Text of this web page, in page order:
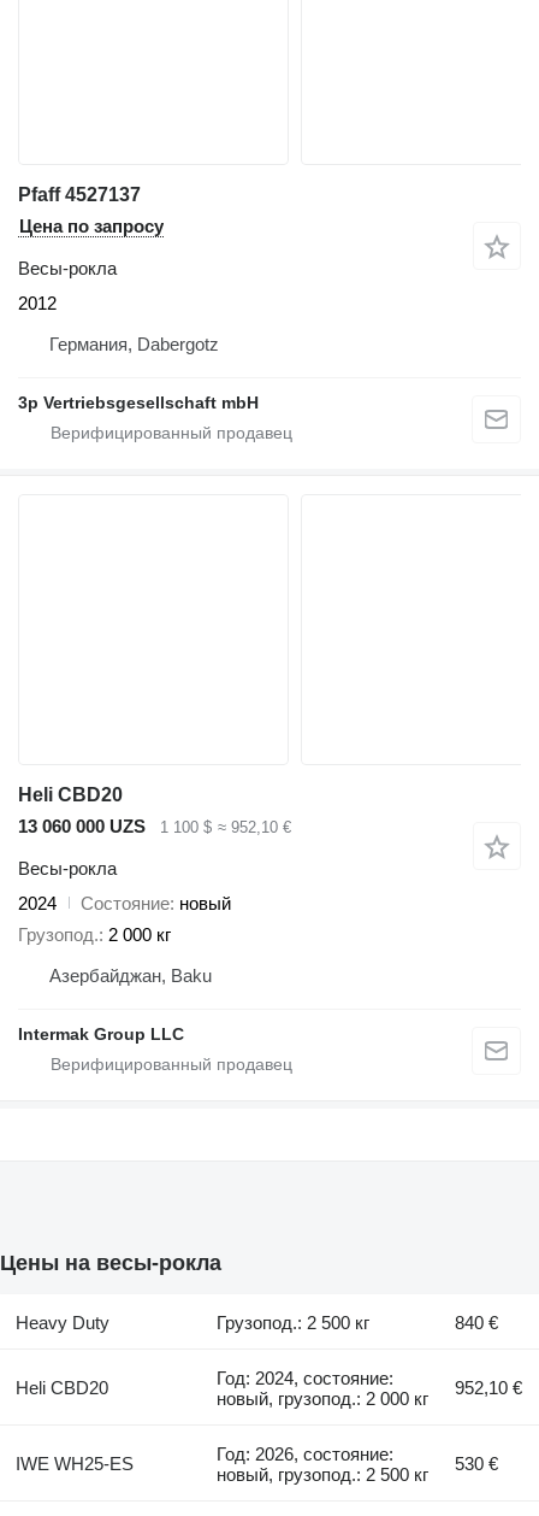
Pfaff 4527137
Цена по запросу
Весы-рокла
2012
Германия, Dabergotz
3p Vertriebsgesellschaft mbH
Heli CBD20
13 060 000 UZS
1 100 $ ≈ 952,10 €
Весы-рокла
2024
Состояние новый
Грузопод. 2 000 кг
Азербайджан, Baku
Intermak Group LLC
Цены на весы-рокла
Heavy Duty Грузопод.: 2 500 кг 840 €
Heli CBD20
Год: 2024, состояние:
новый, грузопод.: 2 000 кг
952,10 €
IWE WH25-ES
Год: 2026, состояние:
новый, грузопод.: 2 500 кг
530 €